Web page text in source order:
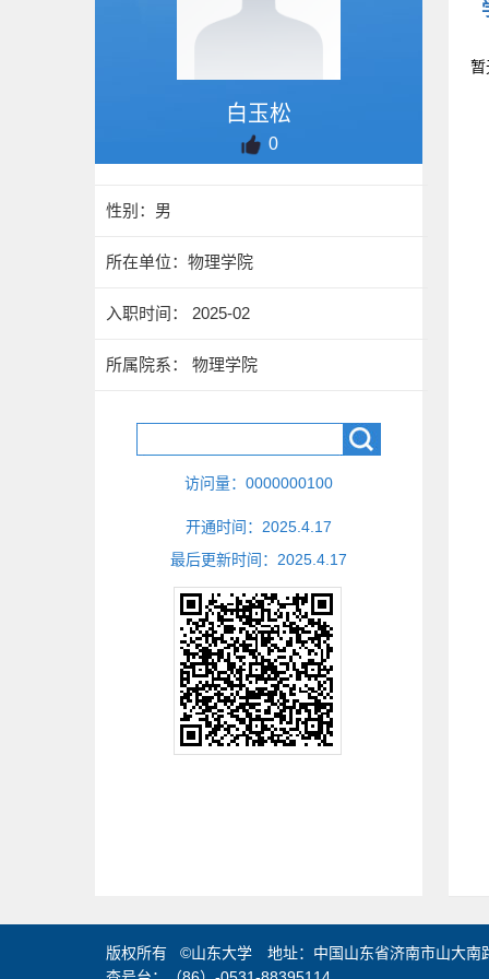
白玉松
0
性别：男
所在单位：物理学院
入职时间： 2025-02
所属院系： 物理学院
访问量： 0000000100
开通时间： 2025 4 17
最后更新时间： 2025 4 17
暂
版权所有 ©山东大学 地址：中国山东省济南市山大